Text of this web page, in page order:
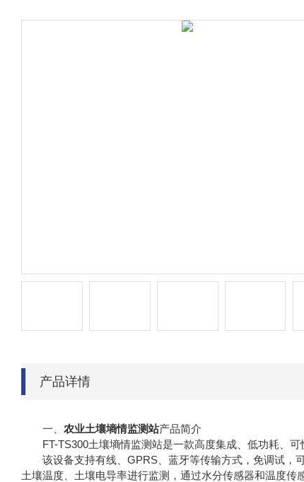
产品详情
一、 农业土壤墒情监测站产品简介
FT-TS300土壤墒情监测站是一款高度集成、低功耗、可
该设备支持有线、GPRS、蓝牙等传输方式，免调试，可
土壤温度、土壤电导率进行监测，通过水分传感器和温度传